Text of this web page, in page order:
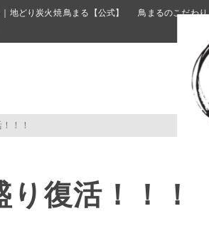
地どり炭火焼 鳥まる【公式】 鳥まるのこだわり
！！
復活！！！